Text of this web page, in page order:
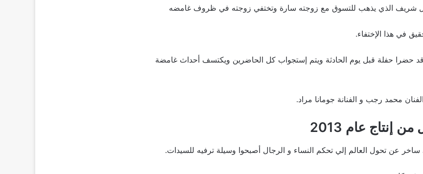
شريف الذي يذهب للتسوق مع زوجته سارة وتختفي زوجته في ظروف غامضه
في هذا الإختفاء.
قد حضرا حفلة قبل يوم الحادثة ويتم إستجواب كل الحاضرين ويكتسف أحداث غامضة
محمد رجب و الفنانة جومانا مراد.
إنتاج عام 2013
عن تحول العالم إلي تحكم النساء و الرجال أصبحوا وسيلة ترفيه للسيدات.